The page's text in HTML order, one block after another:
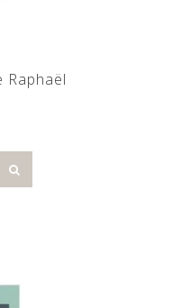
Raphaël